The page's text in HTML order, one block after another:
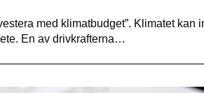
med klimatbudget”. Klimatet kan
En av drivkrafterna…